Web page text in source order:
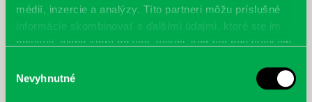
médií, inzercie a analýzy. Títo partneri môžu príslušné
informácie skombinovať s ďalšími údajmi, ktoré ste im
poskytli, alebo ktoré od vás získali, keď ste používali ich
súhlasu
Nevyhnutné